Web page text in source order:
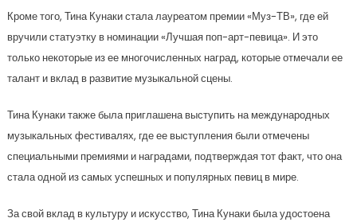
Кроме того, Тина Кунаки стала лауреатом премии «Муз-ТВ», где ей
вручили статуэтку в номинации «Лучшая поп-арт-певица». И это
только некоторые из ее многочисленных наград, которые отмечали ее
талант и вклад в развитие музыкальной сцены.
Тина Кунаки также была приглашена выступить на международных
музыкальных фестивалях, где ее выступления были отмечены
специальными премиями и наградами, подтверждая тот факт, что она
стала одной из самых успешных и популярных певиц в мире.
За свой вклад в культуру и искусство, Тина Кунаки была удостоена